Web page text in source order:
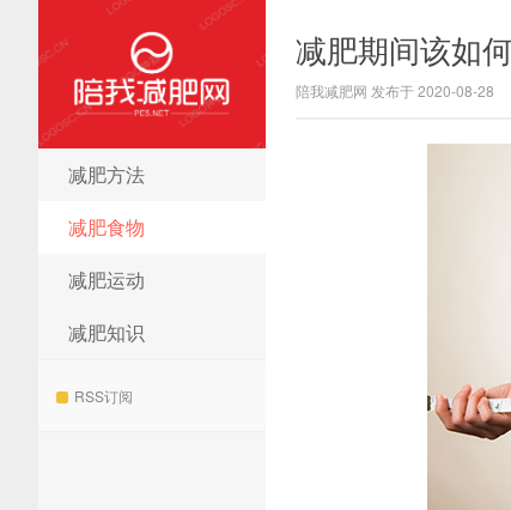
陪我减肥网
减肥方法
减肥食物
减肥运动
减肥知识
RSS订阅
减肥期间该如
陪我减肥网 发布于 2020-08-28